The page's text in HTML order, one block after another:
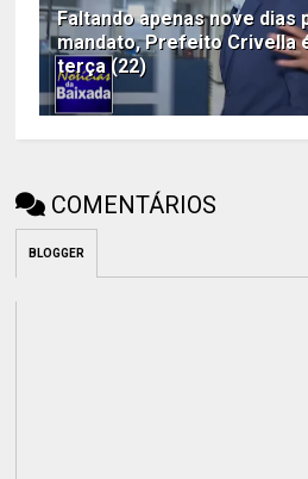
Faltando apenas nove dias
mandato, Prefeito Crivella
terça (22)
COMENTÁRIOS
BLOGGER